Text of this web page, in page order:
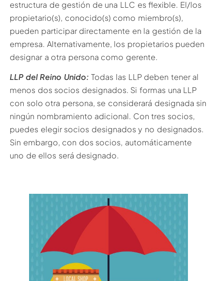
estructura de gestión de una LLC es flexible. El/los
propietario(s), conocido(s) como miembro(s),
pueden participar directamente en la gestión de la
empresa. Alternativamente, los propietarios pueden
designar a otra persona como gerente.
LLP del Reino Unido:Todas las LLP deben tener al
menos dos socios designados. Si formas una LLP
con solo otra persona, se considerará designada sin
ningún nombramiento adicional. Con tres socios,
puedes elegir socios designados y no designados.
Sin embargo, con dos socios, automáticamente
uno de ellos será designado.